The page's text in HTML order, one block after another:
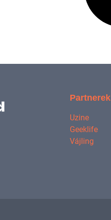
Partnerek
Uzine
Geeklife
Vájling